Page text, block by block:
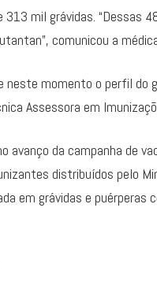
313 mil grávidas. “Dessas
comunicou a
neste momento o perfil
Assessora em
avanço da campanha de
distribuídos pelo
em grávidas e